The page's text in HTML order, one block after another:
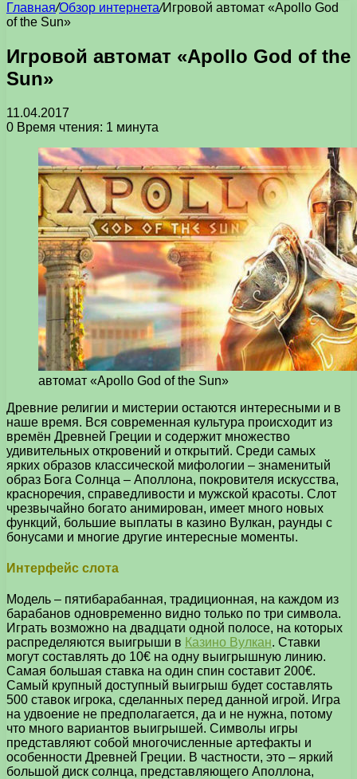
Главная/Обзор интернета/Игровой автомат «Apollo God
of the Sun»
Игровой автомат «Apollo God of the
Sun»
11.04.2017
0 Время чтения: 1 минута
автомат «Apollo God of the Sun»
Древние религии и мистерии остаются интересными и в
наше время. Вся современная культура происходит из
времён Древней Греции и содержит множество
удивительных откровений и открытий. Среди самых
ярких образов классической мифологии – знаменитый
образ Бога Солнца – Аполлона, покровителя искусства,
красноречия, справедливости и мужской красоты. Слот
чрезвычайно богато анимирован, имеет много новых
функций, большие выплаты в казино Вулкан, раунды с
бонусами и многие другие интересные моменты.
Интерфейс слота
Модель – пятибарабанная, традиционная, на каждом из
барабанов одновременно видно только по три символа.
Играть возможно на двадцати одной полосе, на которых
распределяются выигрыши в Казино Вулкан. Ставки
могут составлять до 10€ на одну выигрышную линию.
Самая большая ставка на один спин составит 200€.
Самый крупный доступный выигрыш будет составлять
500 ставок игрока, сделанных перед данной игрой. Игра
на удвоение не предполагается, да и не нужна, потому
что много вариантов выигрышей. Символы игры
представляют собой многочисленные артефакты и
особенности Древней Греции. В частности, это – яркий
большой диск солнца, представляющего Аполлона,